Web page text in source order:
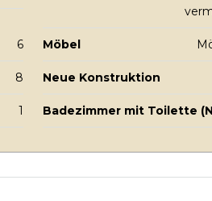
6 Möbel
8 Neue Konstruktion
1 Badezimmer mit Toilette